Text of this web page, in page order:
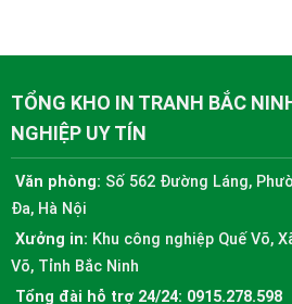
TỔNG KHO IN TRANH BẮC
NGHIỆP UY TÍN
Văn phòng: Số 562 Đường Láng,
Đa, Hà Nội
Xưởng in: Khu công nghiệp Quế Võ,
Võ, Tỉnh Bắc Ninh
Tổng đài hỗ trợ 24/24: 0915.278.598